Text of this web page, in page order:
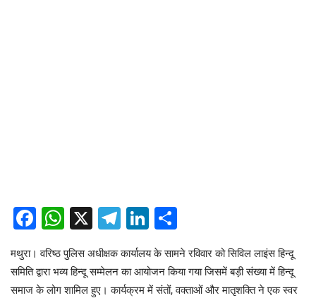
Facebook
WhatsApp
X Telegram
LinkedIn
मथुरा। वरिष्ठ पुलिस अधीक्षक कार्यालय के सामने रविवार को सिविल लाइंस हिन्दू
समिति द्वारा भव्य हिन्दू सम्मेलन का आयोजन किया गया जिसमें बड़ी संख्या में हिन्दू
समाज के लोग शामिल हुए। कार्यक्रम में संतों, वक्ताओं और मातृशक्ति ने एक स्वर